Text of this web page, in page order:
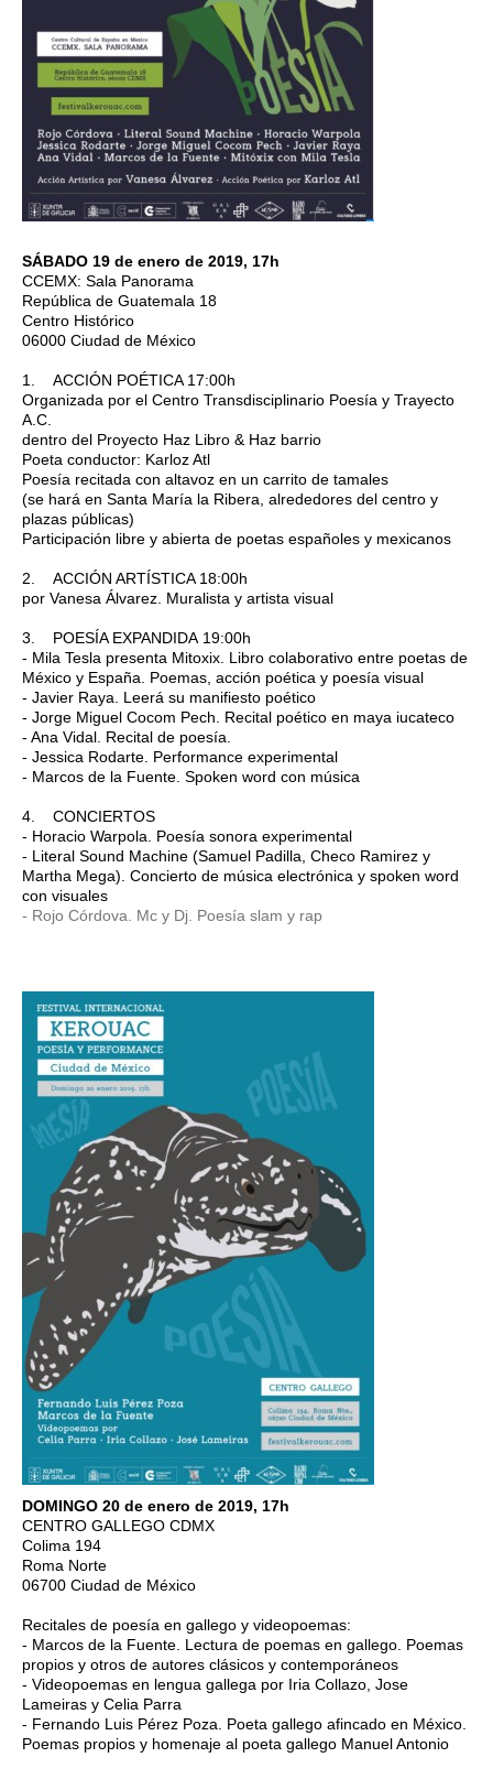
SÁBADO 19 de enero de 2019, 17h
CCEMX: Sala Panorama
República de Guatemala 18
Centro Histórico
06000 Ciudad de México
1. ACCIÓN POÉTICA 17:00h
Organizada por el Centro Transdisciplinario Poesía y Trayecto
A.C.
dentro del Proyecto Haz Libro & Haz barrio
Poeta conductor: Karloz Atl
Poesía recitada con altavoz en un carrito de tamales
(se hará en Santa María la Ribera, alrededores del centro y
plazas públicas)
Participación libre y abierta de poetas españoles y mexicanos
2. ACCIÓN ARTÍSTICA 18:00h
por Vanesa Álvarez. Muralista y artista visual
3. POESÍA EXPANDIDA 19:00h
- Mila Tesla presenta Mitoxix. Libro colaborativo entre poetas de
México y España. Poemas, acción poética y poesía visual
- Javier Raya. Leerá su manifiesto poético
- Jorge Miguel Cocom Pech. Recital poético en maya iucateco
- Ana Vidal. Recital de poesía.
- Jessica Rodarte. Performance experimental
- Marcos de la Fuente. Spoken word con música
4. CONCIERTOS
- Horacio Warpola. Poesía sonora experimental
- Literal Sound Machine (Samuel Padilla, Checo Ramirez y
Martha Mega). Concierto de música electrónica y spoken word
con visuales
- Rojo Córdova. Mc y Dj. Poesía slam y rap
DOMINGO 20 de enero de 2019, 17h
CENTRO GALLEGO CDMX
Colima 194
Roma Norte
06700 Ciudad de México
Recitales de poesía en gallego y videopoemas:
- Marcos de la Fuente. Lectura de poemas en gallego. Poemas
propios y otros de autores clásicos y contemporáneos
- Videopoemas en lengua gallega por Iria Collazo, Jose
Lameiras y Celia Parra
- Fernando Luis Pérez Poza. Poeta gallego afincado en México.
Poemas propios y homenaje al poeta gallego Manuel Antonio